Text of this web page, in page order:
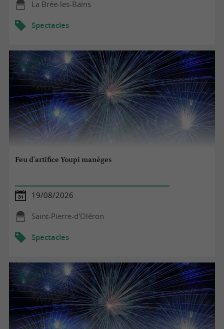
La Brée-les-Bains
Spectacles
Feu d'artifice Youpi manèges
19/08/2026
Saint-Pierre-d'Oléron
Spectacles